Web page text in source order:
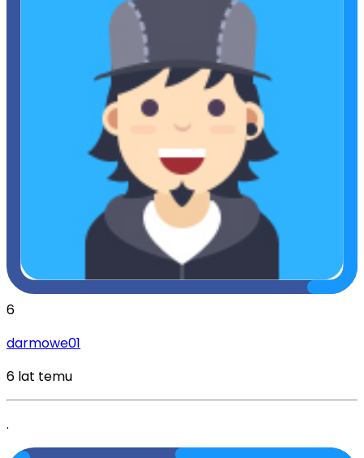
6
darmowe01
6 lat temu
.